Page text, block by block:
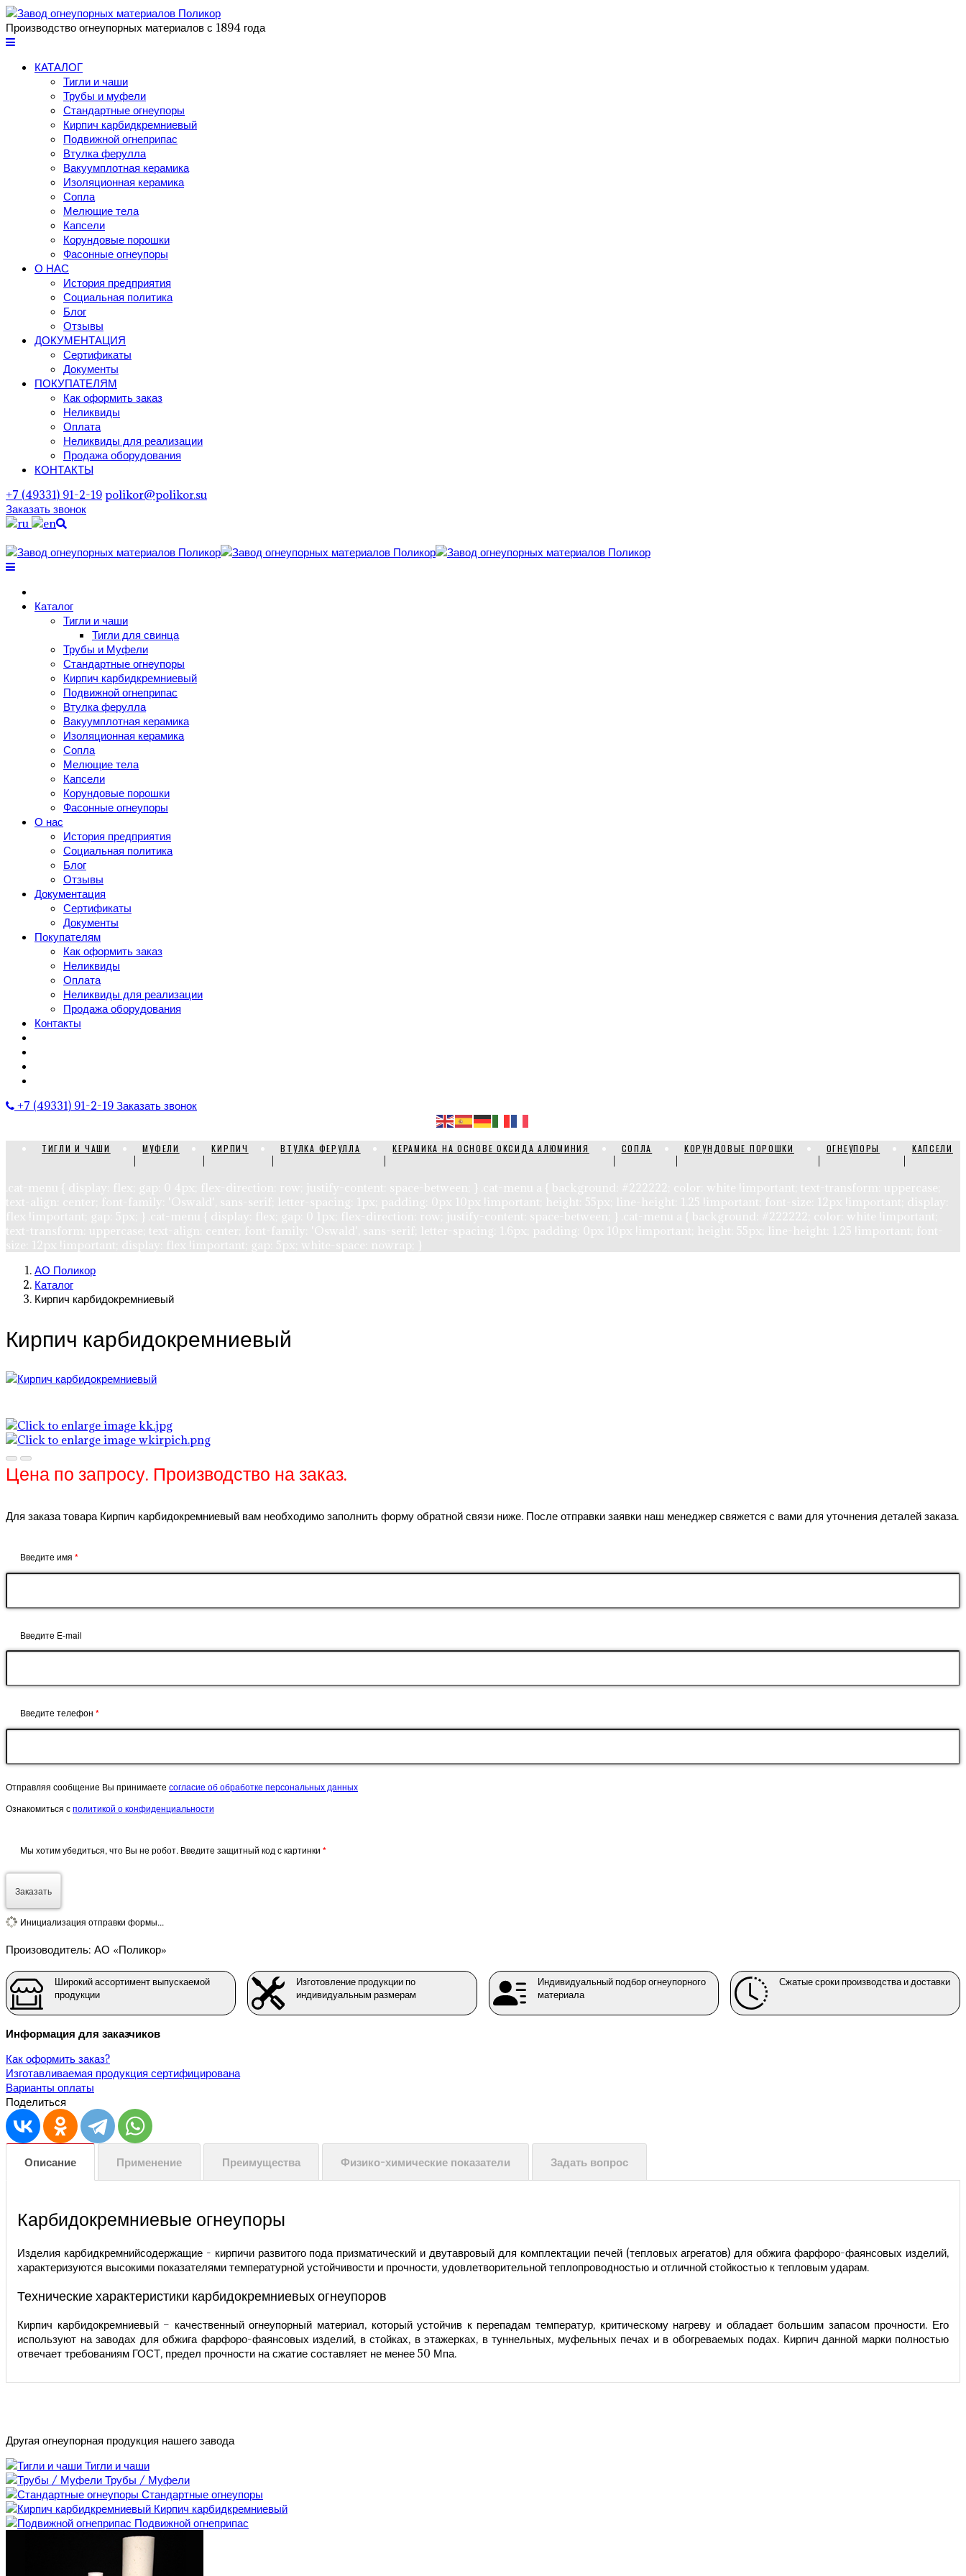
Производство огнеупорных материалов с 1894 года
КАТАЛОГ
Тигли и чаши
Трубы и муфели
Стандартные огнеупоры
Кирпич карбидкремниевый
Подвижной огнеприпас
Втулка ферулла
Вакуумплотная керамика
Изоляционная керамика
Сопла
Мелющие тела
Капсели
Корундовые порошки
Фасонные огнеупоры
О НАС
История предприятия
Социальная политика
Блог
Отзывы
ДОКУМЕНТАЦИЯ
Сертификаты
Документы
ПОКУПАТЕЛЯМ
Как оформить заказ
Неликвиды
Оплата
Неликвиды для реализации
Продажа оборудования
КОНТАКТЫ
+7 (49331) 91-2-19 polikor@polikor.su
Заказать звонок
Каталог
Тигли и чаши
Тигли для свинца
Трубы и Муфели
Стандартные огнеупоры
Кирпич карбидкремниевый
Подвижной огнеприпас
Втулка ферулла
Вакуумплотная керамика
Изоляционная керамика
Сопла
Мелющие тела
Капсели
Корундовые порошки
Фасонные огнеупоры
О нас
История предприятия
Социальная политика
Блог
Отзывы
Документация
Сертификаты
Документы
Покупателям
Как оформить заказ
Неликвиды
Оплата
Неликвиды для реализации
Продажа оборудования
Контакты
+7 (49331) 91-2-19 Заказать звонок
ТИГЛИ И ЧАШИ МУФЕЛИ КИРПИЧ ВТУЛКА ФЕРУЛЛА КЕРАМИКА НА ОСНОВЕ ОКСИДА АЛЮМИНИЯ СОПЛА КОРУНДОВЫЕ ПОРОШКИ ОГНЕУПОРЫ КАПСЕЛИ
.cat-menu { display: flex; gap: 0 4px; flex-direction: row; justify-content: space-between; } .cat-menu a { background: #222222; color: white !important; text-transform: uppercase;
text-align: center; font-family: 'Oswald', sans-serif; letter-spacing: 1px; padding: 0px 10px !important; height: 55px; line-height: 1.25 !important; font-size: 12px !important; display:
flex !important; gap: 5px; } .cat-menu { display: flex; gap: 0 1px; flex-direction: row; justify-content: space-between; } .cat-menu a { background: #222222; color: white !important;
text-transform: uppercase; text-align: center; font-family: 'Oswald', sans-serif; letter-spacing: 1.6px; padding: 0px 10px !important; height: 55px; line-height: 1.25 !important; font-
size: 12px !important; display: flex !important; gap: 5px; white-space: nowrap; }
АО Поликор
Каталог
Кирпич карбидокремниевый
Кирпич карбидокремниевый
Цена по запросу. Производство на заказ.
Для заказа товара Кирпич карбидокремниевый вам необходимо заполнить форму обратной связи ниже. После отправки заявки наш менеджер свяжется с вами для уточнения деталей заказа.
Введите имя *
Введите E-mail
Введите телефон *
Отправляя сообщение Вы принимаете согласие об обработке персональных данных
Ознакомиться сполитикой о конфиденциальности
Мы хотим убедиться, что Вы не робот. Введите защитный код с картинки *
Заказать
Инициализация отправки формы...
Произоводитель: АО «Поликор»
Широкий ассортимент выпускаемой
продукции
Изготовление продукции по
индивидуальным размерам
Индивидуальный подбор огнеупорного
материала
Сжатые сроки производства и доставки
Информация для заказчиков
Как оформить заказ?
Изготавливаемая продукция сертифицирована
Варианты оплаты
Поделиться
Описание Применение Преимущества Физико-химические показатели Задать вопрос
Карбидокремниевые огнеупоры
Изделия карбидкремнийсодержащие - кирпичи развитого пода призматический и двутавровый для комплектации печей (тепловых агрегатов) для обжига фарфоро-фаянсовых изделий,
характеризуются высокими показателями температурной устойчивости и прочности, удовлетворительной теплопроводностью и отличной стойкостью к тепловым ударам.
Технические характеристики карбидокремниевых огнеупоров
Кирпич карбидокремниевый – качественный огнеупорный материал, который устойчив к перепадам температур, критическому нагреву и обладает большим запасом прочности. Его
используют на заводах для обжига фарфоро-фаянсовых изделий, в стойках, в этажерках, в туннельных, муфельных печах и в обогреваемых подах. Кирпич данной марки полностью
отвечает требованиям ГОСТ, предел прочности на сжатие составляет не менее 50 Мпа.
Другая огнеупорная продукция нашего завода
Тигли и чаши
Трубы / Муфели
Стандартные огнеупоры
Кирпич карбидкремниевый
Подвижной огнеприпас